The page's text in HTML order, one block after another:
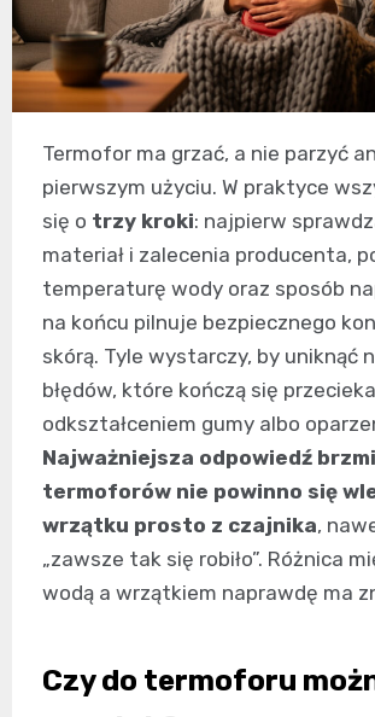
Termofor ma grzać, a nie parzyć
pierwszym użyciu. W praktyce
się o trzy kroki: najpierw
materiał i zalecenia producenta,
temperaturę wody oraz sposób
na końcu pilnuje bezpiecznego
skórą. Tyle wystarczy, by uniknąć
błędów, które kończą się
odkształceniem gumy albo
Najważniejsza odpowiedź
termoforów nie powinno się
wrzątku prosto z czajnika,
„zawsze tak się robiło”. Różnica
wodą a wrzątkiem naprawdę ma
Czy do termoforu